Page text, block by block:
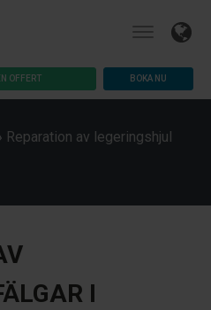
OFFERT BOKA NU
Reparation av legeringshjul
I